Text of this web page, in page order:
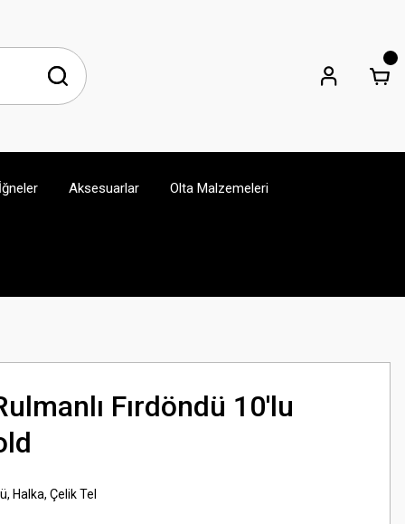
Aksesuarlar Olta Malzemeleri
Fırdöndü 10'lu
Halka, Çelik Tel